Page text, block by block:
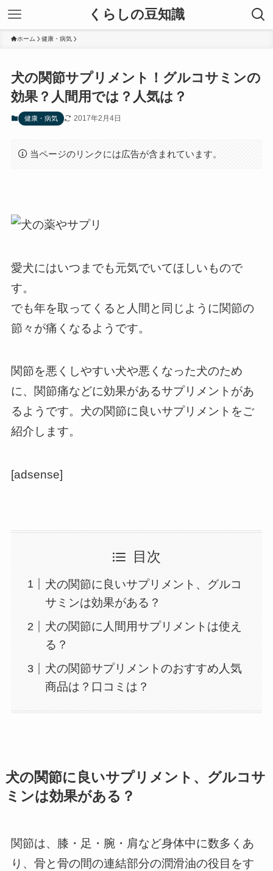
くらしの豆知識
ホーム 健康・病気
犬の関節サプリメント！グルコサミンの
効果？人間用では？人気は？
健康・病気 2017年2月4日
当ページのリンクには広告が含まれています。
愛犬にはいつまでも元気でいてほしいもので
す。
でも年を取ってくると人間と同じように関節の
節々が痛くなるようです。
関節を悪くしやすい犬や悪くなった犬のため
に、関節痛などに効果があるサプリメントがあ
るようです。犬の関節に良いサプリメントをご
紹介します。
[adsense]
目次
犬の関節に良いサプリメント、グルコ
サミンは効果がある？
犬の関節に人間用サプリメントは使え
る？
犬の関節サプリメントのおすすめ人気
商品は？口コミは？
犬の関節に良いサプリメント、グルコサ
ミンは効果がある？
関節は、膝・足・腕・肩など身体中に数多くあ
り、骨と骨の間の連結部分の潤滑油の役目をす